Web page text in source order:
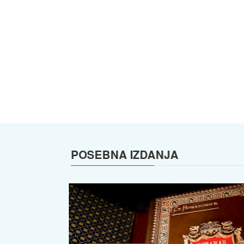
POSEBNA IZDANJA